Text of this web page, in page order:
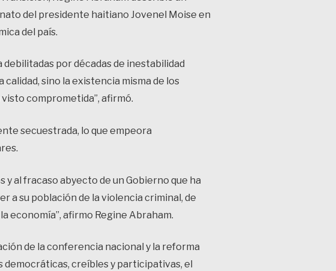
del presidente haitiano Jovenel Moise en
del país.
por décadas de inestabilidad
sino la existencia misma de los
comprometida”, afirmó.
secuestrada, lo que empeora
al fracaso abyecto de un Gobierno que ha
a su población de la violencia criminal, de
economía”, afirmo Regine Abraham.
de la conferencia nacional y la reforma
creíbles y participativas, el